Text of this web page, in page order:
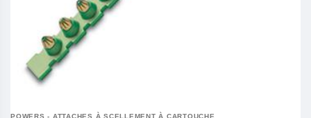
POWERS - ATTACHES À SCELLEMENT À CARTOUCHE